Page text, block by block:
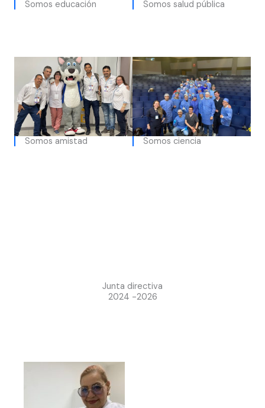
Somos educación Somos salud pública
Somos amistad Somos ciencia
Junta directiva
2024 -2026